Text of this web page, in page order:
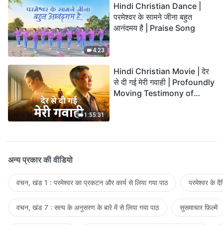
4:23
Hindi Christian Dance |
परमेश्वर के सामने जीना बहुत
आनंदमय है | Praise Song
1:55:31
Hindi Christian Movie | देर
से दी गई मेरी गवाही | Profoundly
Moving Testimony of
अन्य प्रकार की वीडियो
वचन, खंड 1 : परमेश्वर का प्रकटन और कार्य से लिया गया पाठ परमेश्वर के
वचन, खंड 7 : सत्य के अनुसरण के बारे में से लिया गया पाठ सुसमाचार फ़िल्में